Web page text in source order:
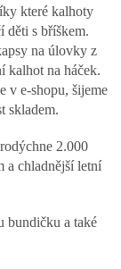
které kalhoty
děti s bříškem.
na úlovky z
kalhot na háček.
v e-shopu, šijeme
skladem.
2.000
a chladnější letní
bundičku a také